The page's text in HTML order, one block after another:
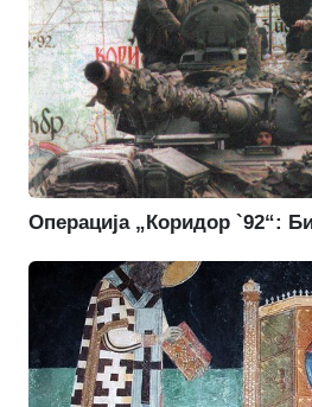
Операција „Коридор `92“: